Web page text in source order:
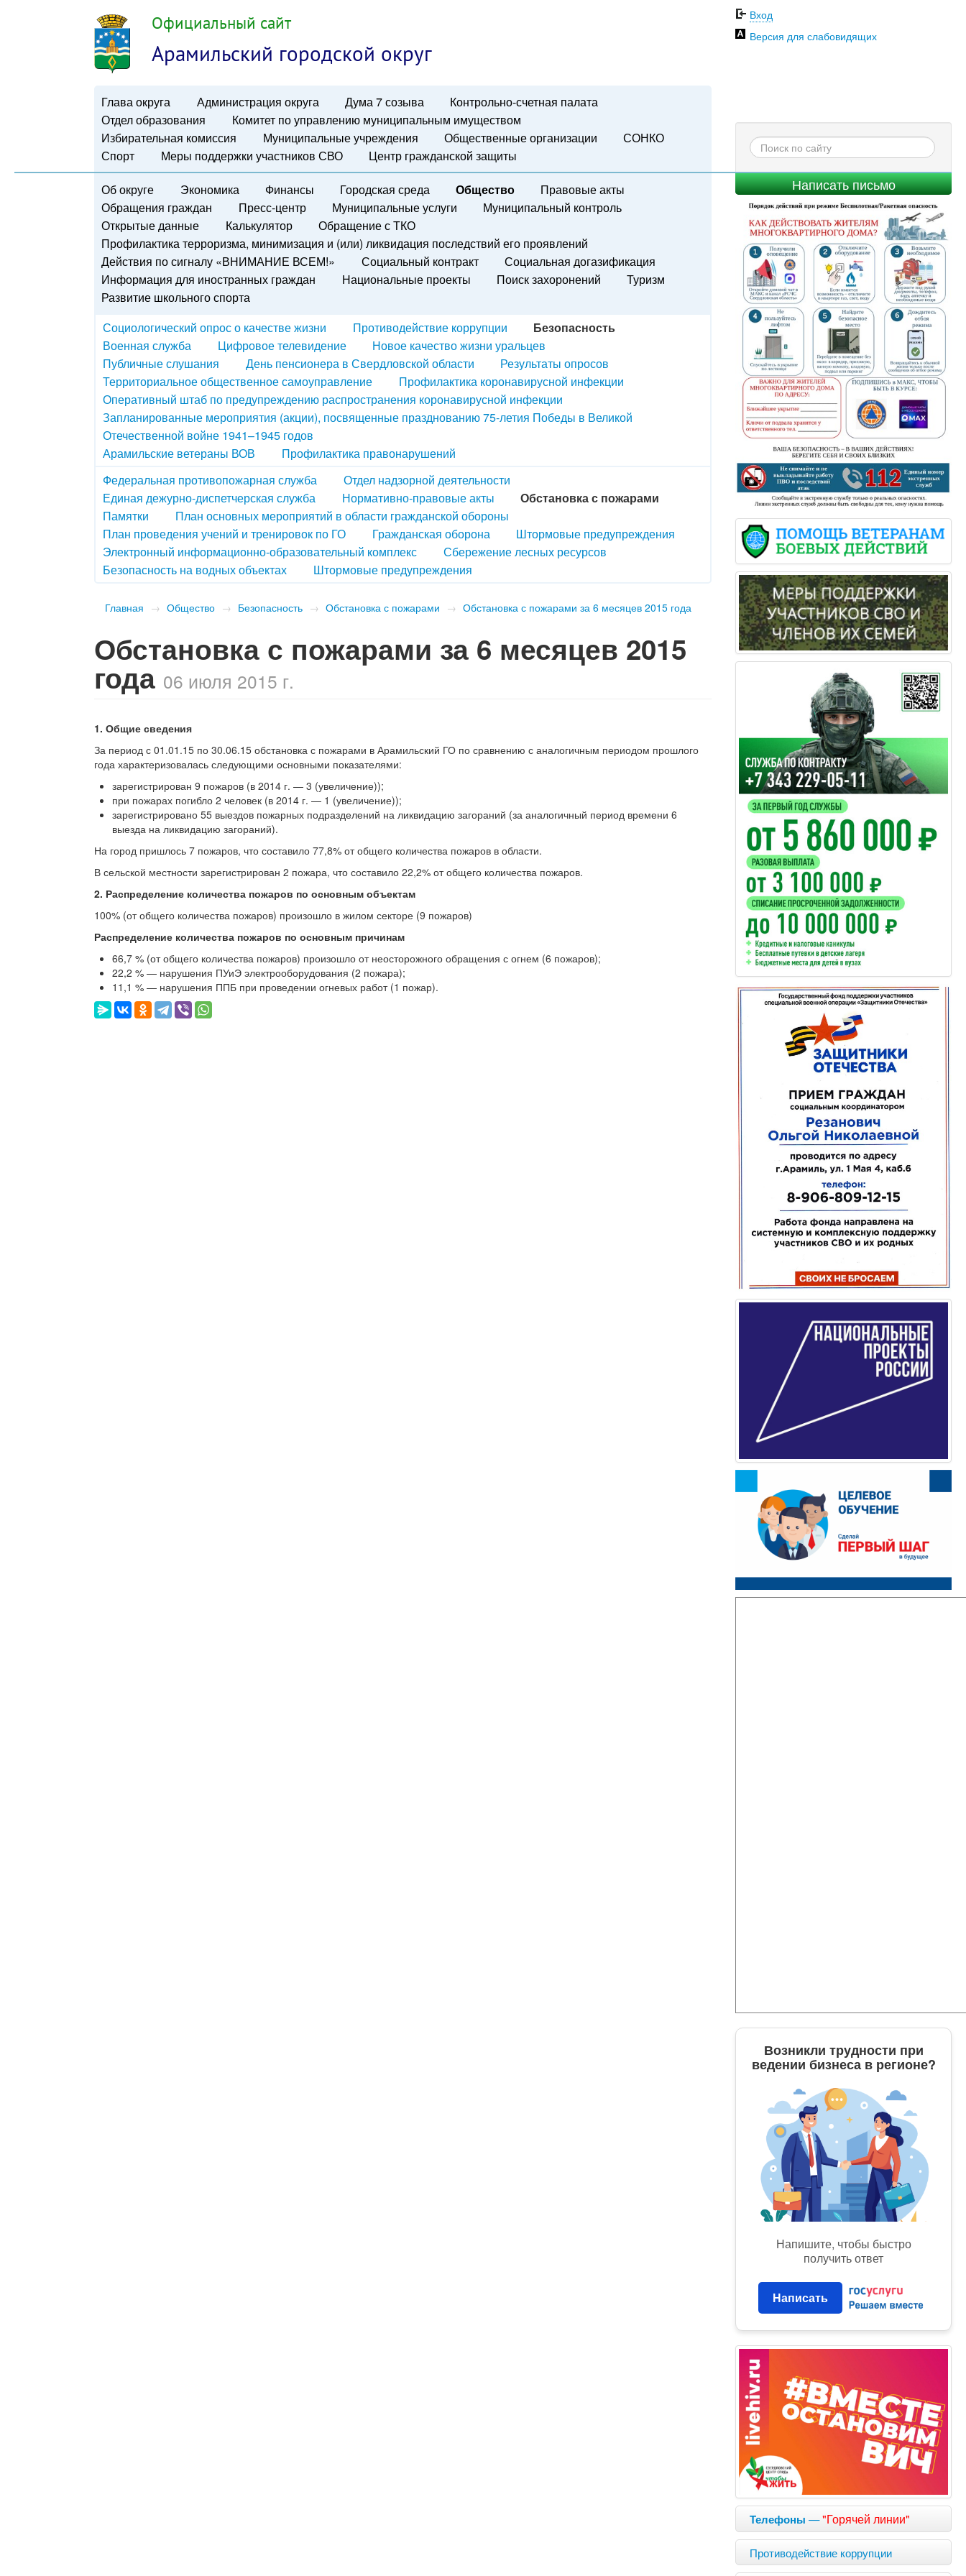
Официальный сайт
Арамильский городской округ
Глава округа Администрация округа Дума 7 созыва
Контрольно-счетная палата
Отдел образования
Комитет по управлению муниципальным имуществом
Избирательная комиссия
Муниципальные учреждения Общественные организации
СОНКО
Спорт
Меры поддержки участников СВО Центр гражданской защиты
Вход
Версия для слабовидящих
Написать письмо
Об округе Экономика Финансы Городская среда Общество
Правовые акты
Обращения граждан
Пресс-центр Муниципальные услуги
Муниципальный контроль
Открытые данные
Калькулятор
Обращение с ТКО
Профилактика терроризма, минимизация и (или) ликвидация последствий его проявлений
Действия по сигналу «ВНИМАНИЕ ВСЕМ!»
Социальный контракт
Социальная догазификация
Информация для иностранных граждан
Национальные проекты Поиск захоронений
Туризм
Развитие школьного спорта
Социологический опрос о качестве жизни
Противодействие коррупции
Безопасность
Военная служба
Цифровое телевидение
Новое качество жизни уральцев
Публичные слушания
День пенсионера в Свердловской области
Результаты опросов
Территориальное общественное самоуправление
Профилактика коронавирусной инфекции
Оперативный штаб по предупреждению распространения коронавирусной инфекции
Запланированные мероприятия (акции), посвященные празднованию 75-летия Победы в Великой
Отечественной войне 1941–1945 годов
Арамильские ветераны ВОВ
Профилактика правонарушений
Федеральная противопожарная служба
Отдел надзорной деятельности
Единая дежурно-диспетчерская служба
Нормативно-правовые акты
Обстановка с пожарами
Памятки
План основных мероприятий в области гражданской обороны
План проведения учений и тренировок по ГО
Гражданская оборона
Штормовые предупреждения
Электронный информационно-образовательный комплекс
Сбережение лесных ресурсов
Безопасность на водных объектах
Штормовые предупреждения
Главная → Общество → Безопасность → Обстановка с пожарами → Обстановка с пожарами за 6 месяцев 2015 года
Обстановка с пожарами за 6 месяцев 2015
года 06 июля 2015 г.
1. Общие сведения
За период с 01.01.15 по 30.06.15 обстановка с пожарами в Арамильский ГО по сравнению с аналогичным периодом прошлого
года характеризовалась следующими основными показателями:
зарегистрирован 9 пожаров (в 2014 г. — 3 (увеличение));
при пожарах погибло 2 человек (в 2014 г. — 1 (увеличение));
зарегистрировано 55 выездов пожарных подразделений на ликвидацию загораний (за аналогичный период времени 6
выезда на ликвидацию загораний).
На город пришлось 7 пожаров, что составило 77,8% от общего количества пожаров в области.
Всельской местности зарегистрирован 2 пожара, что составило 22,2% от общего количества пожаров.
2. Распределение количества пожаров по основным объектам
100% (отобщего количества пожаров) произошло в жилом секторе (9 пожаров)
Распределение количества пожаров по основным причинам
66,7 % (от общего количества пожаров) произошло от неосторожного обращения с огнем (6 пожаров);
22,2 % — нарушения ПУиЭ электрооборудования (2 пожара);
11,1 % — нарушения ППБ при проведении огневых работ (1 пожар).
Возникли трудности при
ведении бизнеса в регионе?
Напишите, чтобы быстро
получить ответ
Написать
Телефоны —"Горячей линии"
Противодействие коррупции